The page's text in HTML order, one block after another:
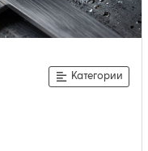
Категории